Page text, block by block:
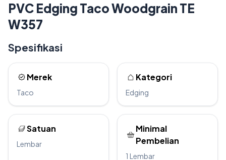
PVC Edging Taco Woodgrain TE
W357
Spesifikasi
Merek
Taco
Kategori
Edging
Satuan
Lembar
Minimal
Pembelian
1 Lembar